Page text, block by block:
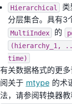
Hierarchical
分层集合。具有3
MultiIndex 的
(hierarchy_1,
time)
有关数据格式的更
阅关于 mtype的术
法，请参阅转换器教